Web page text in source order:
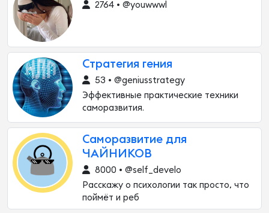
2764 • @youwwwl
Стратегия гения
53 • @geniusstrategy
Эффективные практические техники
саморазвития.
Саморазвитие для
ЧАЙНИКОВ
8000 • @self_develo
Расскажу о психологии так просто, что
поймёт и реб